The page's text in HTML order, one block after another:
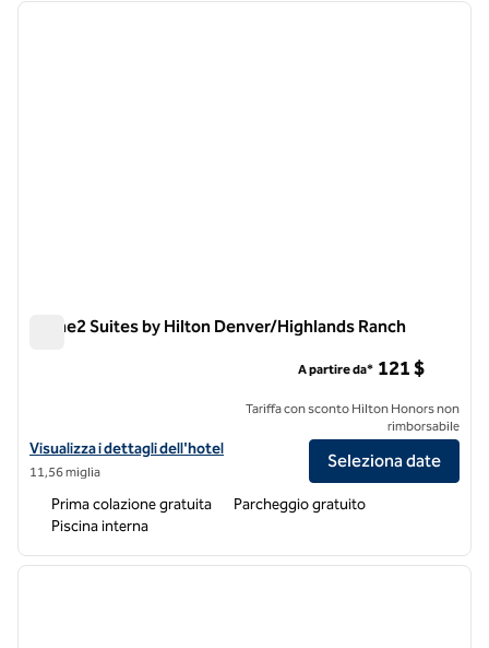
1 di 12
Home2 Suites by Hilton Denver/Highlands Ranch
Visualizza i dettagli dell'hotel Home2 Suites by Hilton Denver/
Visualizza i dettagli dell'hotel
11,56 miglia
A partire da* 121 $
Tariffa con sconto Hilton Honors non
rimborsabile
Seleziona date
Prima colazione gratuita
Parcheggio gratuito
Piscina interna
1 di 12